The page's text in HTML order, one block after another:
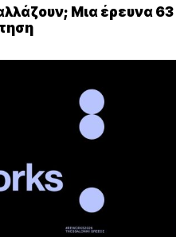
Μια έρευνα 63